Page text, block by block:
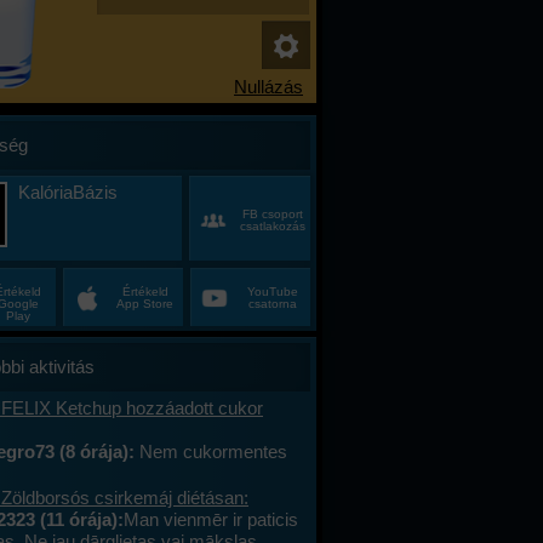
KalóriaBázis
FB csoport
csatlakozás
Play
Értékeld
App Store
YouTube
csatorna
aktivitás
Ketchup hozzáadott cukor
(8 órája): Nem cukormentes
csirkemáj diétásan:
(11 órája):Man vienmēr ir paticis